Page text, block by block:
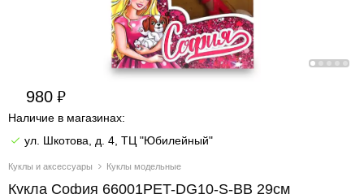
Куклы и аксессуары Куклы модельные
Кукла София 66001PET-DG10-S-BB 29см
980
Наличие в магазинах:
ул. Шкотова, д. 4, ТЦ "Юбилейный"